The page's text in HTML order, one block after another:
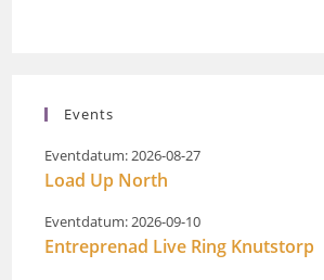
Events
Eventdatum: 2026-08-27
Load Up North
Eventdatum: 2026-09-10
Entreprenad Live Ring Knutstorp